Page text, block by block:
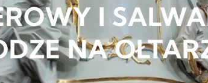
I
NA